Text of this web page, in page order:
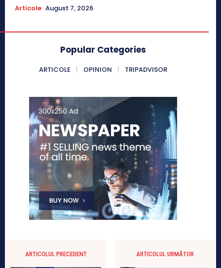
Articole August 7, 2026
Popular Categories
ARTICOLE OPINION TRIPADVISOR
ARTICOLUL PRECEDENT ARTICOLUL URMĂTOR